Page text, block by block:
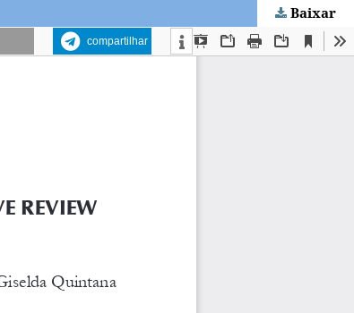
Baixar
compartilhar